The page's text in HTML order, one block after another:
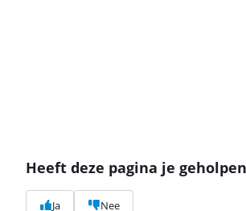
Heeft deze pagina je
Ja Nee